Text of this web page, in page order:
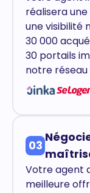
réalisera
une visibilité
30 000
30 portails
notre réseau
03
Votre agent
meilleure